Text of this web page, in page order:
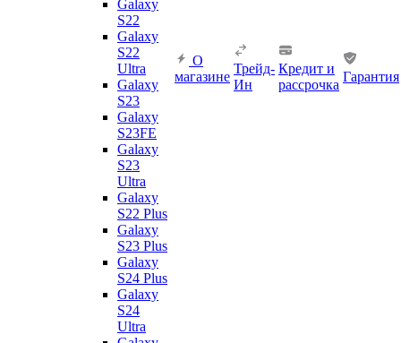
Galaxy
S22
Galaxy
S22
Ultra
Galaxy
S23
Galaxy
S23FE
Galaxy
S23
Ultra
Galaxy
S22 Plus
Galaxy
S23 Plus
Galaxy
S24 Plus
Galaxy
S24
Ultra
О
магазине
Трейд-
Ин
Кредит и
рассрочка
Гарантия